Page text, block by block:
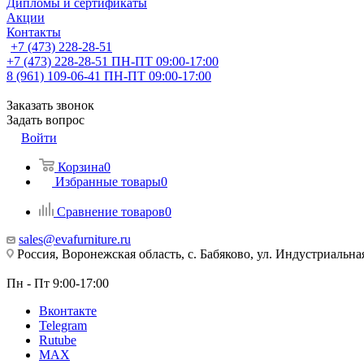
Дипломы и сертификаты
Акции
Контакты
+7 (473) 228-28-51
+7 (473) 228-28-51 ПН-ПТ 09:00-17:00
8 (961) 109-06-41 ПН-ПТ 09:00-17:00
Заказать звонок
Задать вопрос
Войти
Корзина0
Избранные товары0
Сравнение товаров0
sales@evafurniture.ru
Россия, Воронежская область, с. Бабяково, ул.
Пн - Пт 9:00-17:00
Вконтакте
Telegram
Rutube
MAX